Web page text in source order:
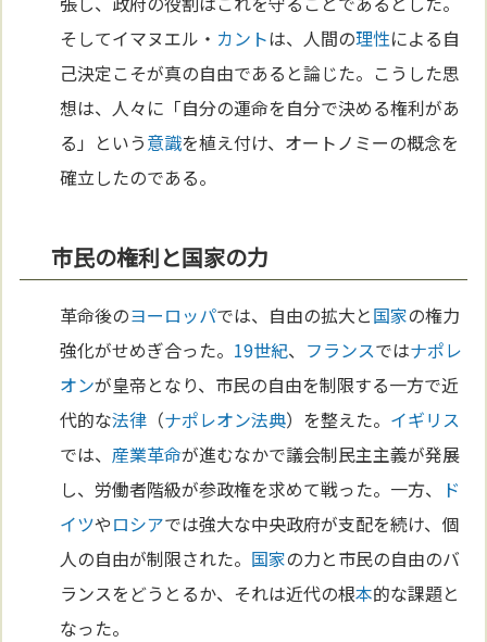
そしてイマヌエル・ カントは、人間の理性による自
己決定こそが真の自由であると論じた。こうした思
想は、人々に「自分の運命を自分で決める権利があ
る」という意識を植え付け、オートノミーの概念を
確立したのである。
市民の権利と国家の力
革命後のヨーロッパでは、自由の拡大と国家の権力
強化がせめぎ合った。 19世紀、 フランスではナポレ
オンが皇帝となり、市民の自由を制限する一方で近
代的な法律 （ナポレオン法典）を整えた。 イギリス
では、 産業革命が進むなかで議会制民主主義が発展
し、労働者階級が参政権を求めて戦った。一方、
ド
イツやロシアでは強大な中央政府が支配を続け、個
人の自由が制限された。 国家の力と市民の自由のバ
ランスをどうとるか、それは近代の根本的な課題と
なった。